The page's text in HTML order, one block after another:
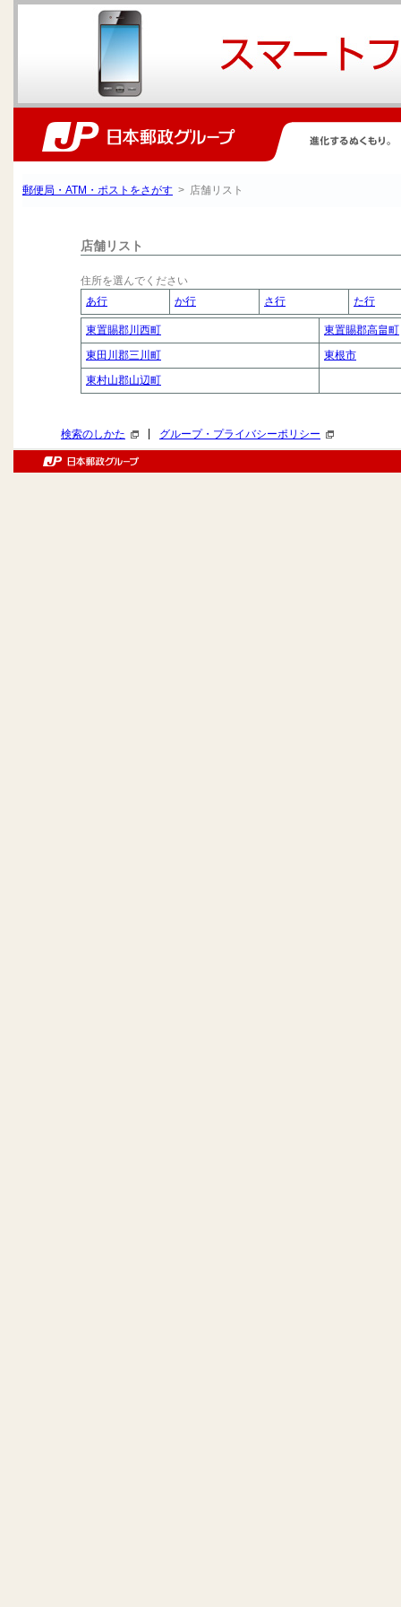
郵便局・ATM・ポストをさがす > 店舗リスト
店舗リスト
住所を選んでください
あ行
か行 さ行 た行
東置賜郡川西町
東置賜郡高畠町
東田川郡三川町
東根市
東村山郡山辺町
検索のしかた グループ・プライバシーポリシー